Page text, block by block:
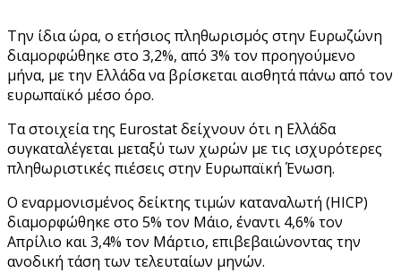
Την ίδια ώρα, ο ετήσιος πληθωρισμός στην Ευρωζώνη
διαμορφώθηκε στο 3,2%, από 3% τον προηγούμενο
μήνα, με την Ελλάδα να βρίσκεται αισθητά πάνω από τον
ευρωπαϊκό μέσο όρο.
Τα στοιχεία της Eurostat δείχνουν ότι η Ελλάδα
συγκαταλέγεται μεταξύ των χωρών με τις ισχυρότερες
πληθωριστικές πιέσεις στην Ευρωπαϊκή Ένωση.
Ο εναρμονισμένος δείκτης τιμών καταναλωτή (HICP)
διαμορφώθηκε στο 5% τον Μάιο, έναντι 4,6% τον
Απρίλιο και 3,4% τον Μάρτιο, επιβεβαιώνοντας την
ανοδική τάση των τελευταίων μηνών.